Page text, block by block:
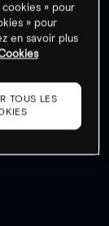
CMC
» pour
» pour
en savoir plus
TOUS LES